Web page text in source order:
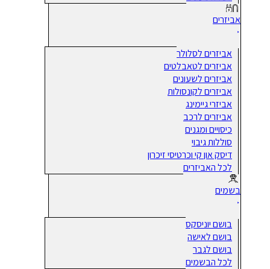
אביזרים
אביזרים לסלולר
אביזרים לטאבלטים
אביזרים לשעונים
אביזרים לקונסולות
אביזרי גיימינג
אביזרים לרכב
כיסויים ומגנים
סוללות גיבוי
דיסק און קי וכרטיסי זיכרון
לכל האביזרים
בשמים
בושם יוניסקס
בושם לאישה
בושם לגבר
לכל הבשמים